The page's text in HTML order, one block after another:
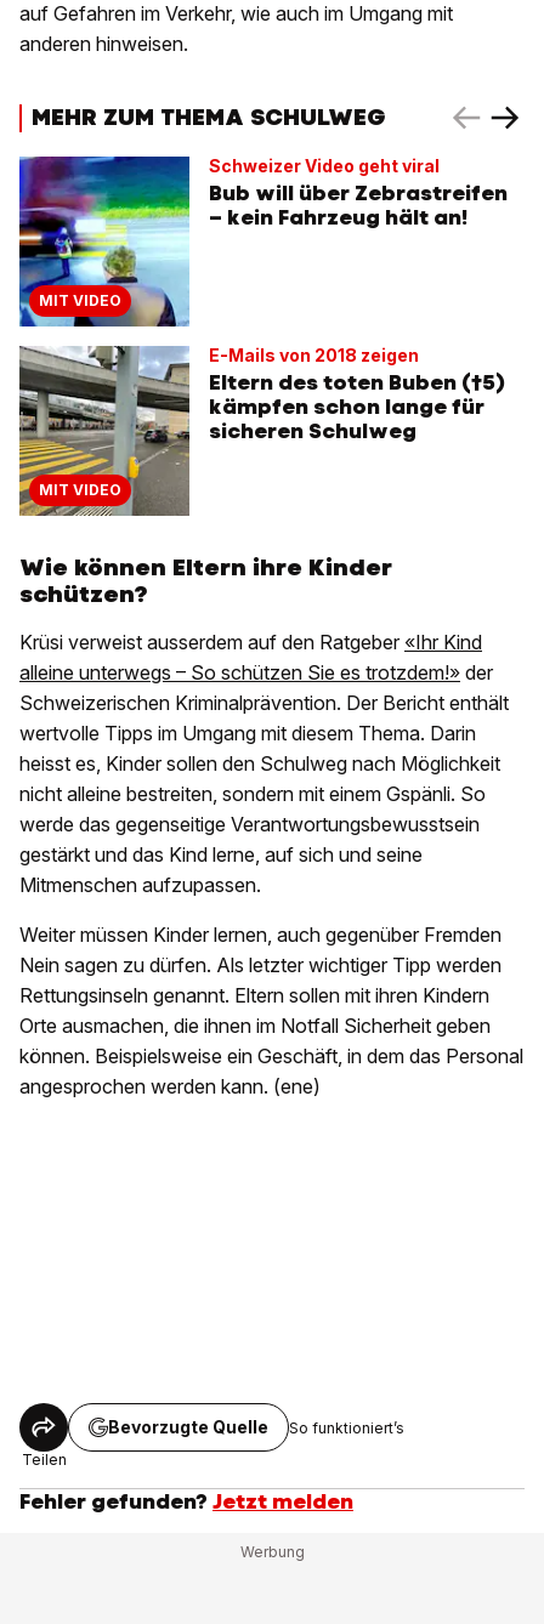
auf Gefahren im Verkehr, wie auch im Umgang mit
anderen hinweisen.
MEHR ZUM THEMA SCHULWEG
MIT VIDEO
Schweizer Video geht viral
Bub will über Zebrastreifen
– kein Fahrzeug hält an!
MIT VIDEO
E-Mails von 2018 zeigen
Eltern des toten Buben (†5)
kämpfen schon lange für
sicheren Schulweg
Wie können Eltern ihre Kinder
schützen?
Krüsi verweist ausserdem auf den Ratgeber «Ihr Kind
alleine unterwegs – So schützen Sie es trotzdem!» der
Schweizerischen Kriminalprävention. Der Bericht enthält
wertvolle Tipps im Umgang mit diesem Thema. Darin
heisst es, Kinder sollen den Schulweg nach Möglichkeit
nicht alleine bestreiten, sondern mit einem Gspänli. So
werde das gegenseitige Verantwortungsbewusstsein
gestärkt und das Kind lerne, auf sich und seine
Mitmenschen aufzupassen.
Weiter müssen Kinder lernen, auch gegenüber Fremden
Nein sagen zu dürfen. Als letzter wichtiger Tipp werden
Rettungsinseln genannt. Eltern sollen mit ihren Kindern
Orte ausmachen, die ihnen im Notfall Sicherheit geben
können. Beispielsweise ein Geschäft, in dem das Personal
angesprochen werden kann. (ene)
Teilen
Bevorzugte Quelle So funktioniert’s
Fehler gefunden? Jetzt melden